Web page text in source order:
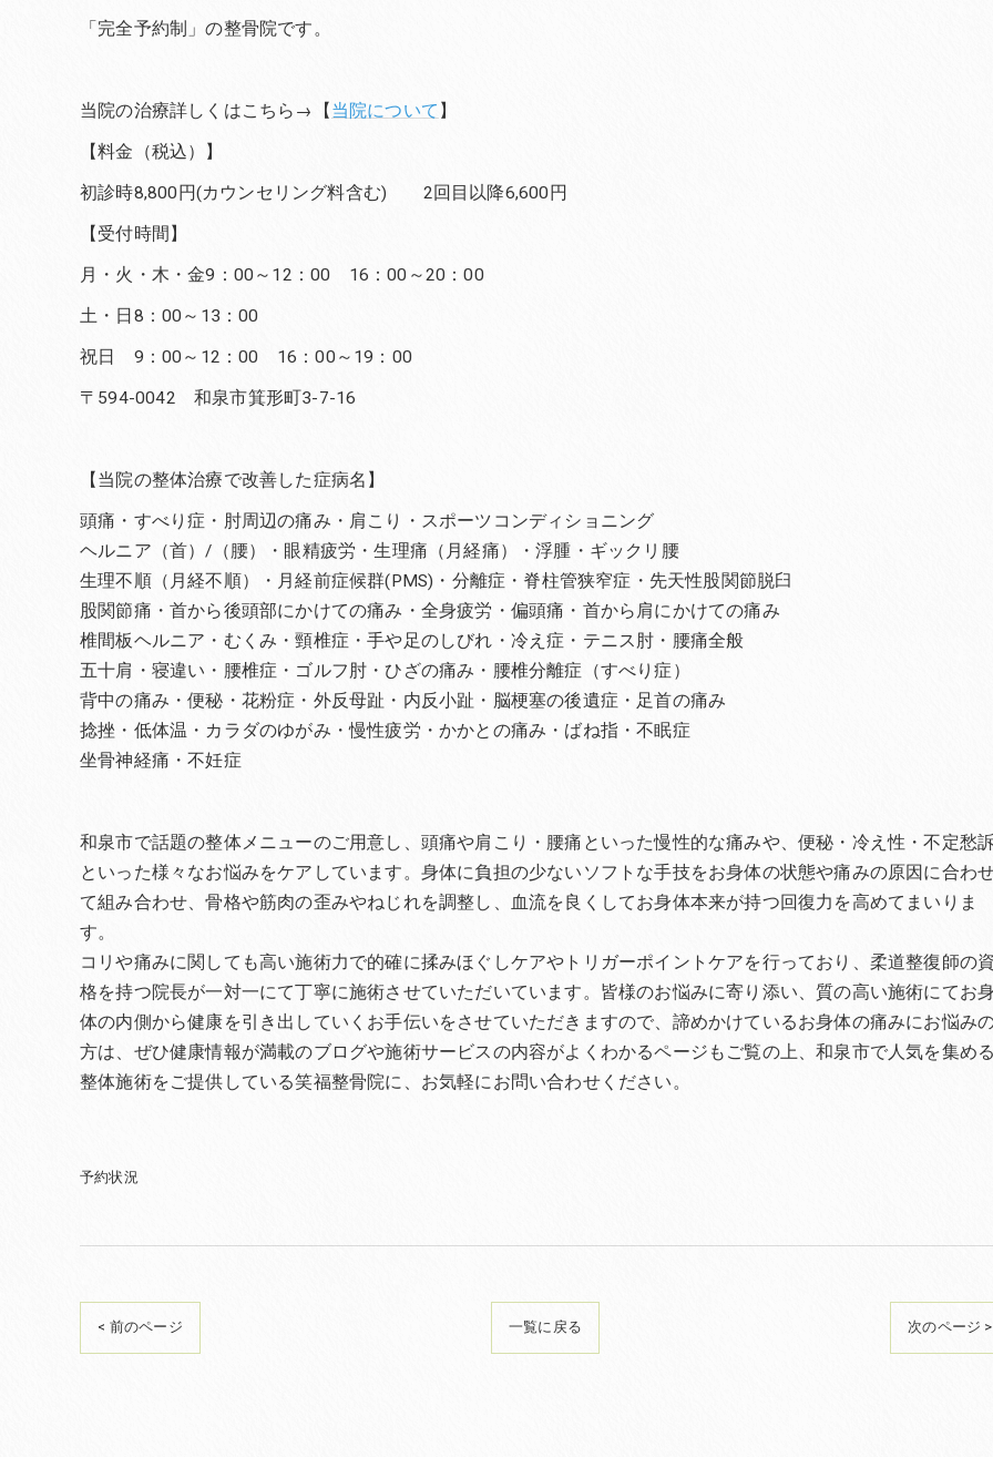
「完全予約制」の整骨院です。
当院の治療詳しくはこちら→【 当院について 】
【料金（税込）】
初診時8,800円(カウンセリング料含む) 2回目以降6,600円
【受付時間】
月・火・木・金9：00～12：00 16：00～20：00
土・日8：00～13：00
祝日 9：00～12：00 16：00～19：00
〒594-0042 和泉市箕形町3-7-16
【当院の整体治療で改善した症病名】
頭痛・すべり症・肘周辺の痛み・肩こり・スポーツコンディショニング
ヘルニア（首）/（腰）・眼精疲労・生理痛（月経痛）・浮腫・ギックリ腰
生理不順（月経不順）・月経前症候群(PMS)・分離症・脊柱管狭窄症・先天性股関節脱臼
股関節痛・首から後頭部にかけての痛み・全身疲労・偏頭痛・首から肩にかけての痛み
椎間板ヘルニア・むくみ・頸椎症・手や足のしびれ・冷え症・テニス肘・腰痛全般
五十肩・寝違い・腰椎症・ゴルフ肘・ひざの痛み・腰椎分離症（すべり症）
背中の痛み・便秘・花粉症・外反母趾・内反小趾・脳梗塞の後遺症・足首の痛み
捻挫・低体温・カラダのゆがみ・慢性疲労・かかとの痛み・ばね指・不眠症
坐骨神経痛・不妊症
和泉市で話題の整体メニューのご用意し、頭痛や肩こり・腰痛といった慢性的な痛みや、便秘・冷え性・不定愁
といった様々なお悩みをケアしています。身体に負担の少ないソフトな手技をお身体の状態や痛みの原因に合わ
て組み合わせ、骨格や筋肉の歪みやねじれを調整し、血流を良くしてお身体本来が持つ回復力を高めてまいりま
す。
コリや痛みに関しても高い施術力で的確に揉みほぐしケアやトリガーポイントケアを行っており、柔道整復師の
格を持つ院長が一対一にて丁寧に施術させていただいています。皆様のお悩みに寄り添い、質の高い施術にてお
体の内側から健康を引き出していくお手伝いをさせていただきますので、諦めかけているお身体の痛みにお悩み
方は、ぜひ健康情報が満載のブログや施術サービスの内容がよくわかるページもご覧の上、和泉市で人気を集め
整体施術をご提供している笑福整骨院に、お気軽にお問い合わせください。
予約状況
< 前のページ 一覧に戻る 次のページ >